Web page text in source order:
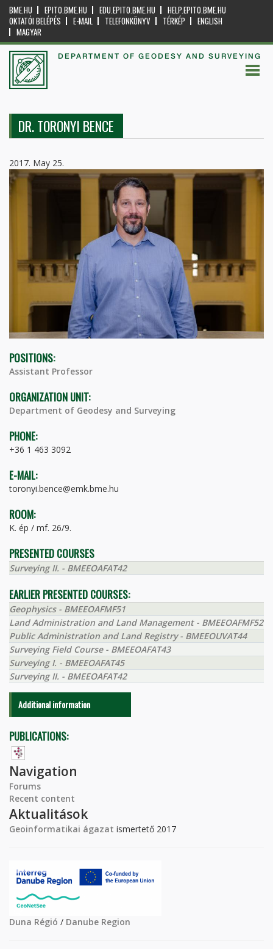
BME.HU EPITO.BME.HU EDU.EPITO.BME.HU
HELP.EPITO.BME.HU
OKTATÓI BELÉPÉS
E-MAIL TELEFONKÖNYV TÉRKÉP
ENGLISH
MAGYAR
DEPARTMENT OF GEODESY AND SURVEYING
DR. TORONYI BENCE
2017. May 25.
POSITIONS:
Assistant Professor
ORGANIZATION UNIT:
Department of Geodesy and Surveying
PHONE:
+36 1 463 3092
E-MAIL:
toronyi.bence@emk.bme.hu
ROOM:
K. ép / mf. 26/9.
PRESENTED COURSES
Surveying II. - BMEEOAFAT42
EARLIER PRESENTED COURSES:
Geophysics - BMEEOAFMF51
Land Administration and Land Management - BMEEOAFMF52
Public Administration and Land Registry - BMEEOUVAT44
Surveying Field Course - BMEEOAFAT43
Surveying I. - BMEEOAFAT45
Surveying II. - BMEEOAFAT42
Additional information
PUBLICATIONS:
Navigation
Forums
Recent content
Aktualitások
Geoinformatikai ágazat ismertető 2017
Duna Régió / Danube Region